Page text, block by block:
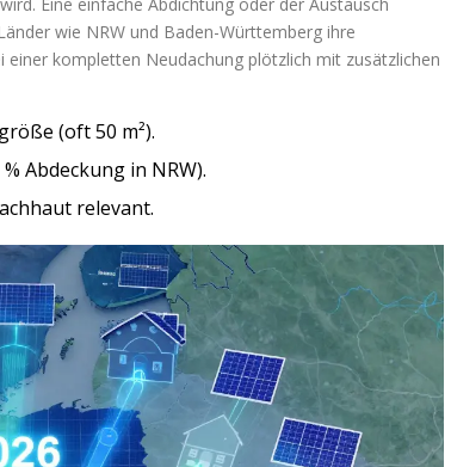
wie NRW und Baden-Württemberg ihre
einer kompletten Neudachung plötzlich mit zusätzlichen
(oft 50 m²).
Abdeckung in NRW).
relevant.